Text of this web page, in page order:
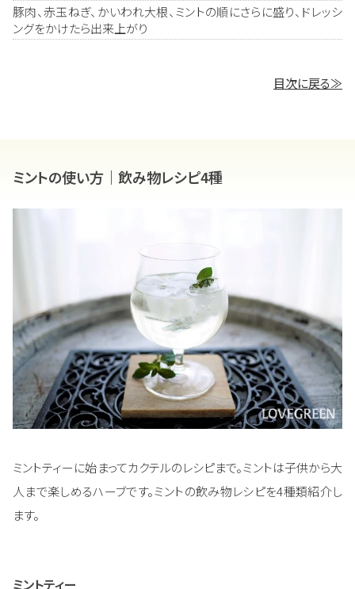
豚肉、赤玉ねぎ、かいわれ大根、ミントの順にさらに盛り、ドレッシ
ングをかけたら出来上がり
目次に戻る≫
ミントの使い方｜飲み物レシピ4種
ミントティーに始まってカクテルのレシピまで。ミントは子供から大
人まで楽しめるハーブです。ミントの飲み物レシピを4種類紹介し
ます。
ミントティー